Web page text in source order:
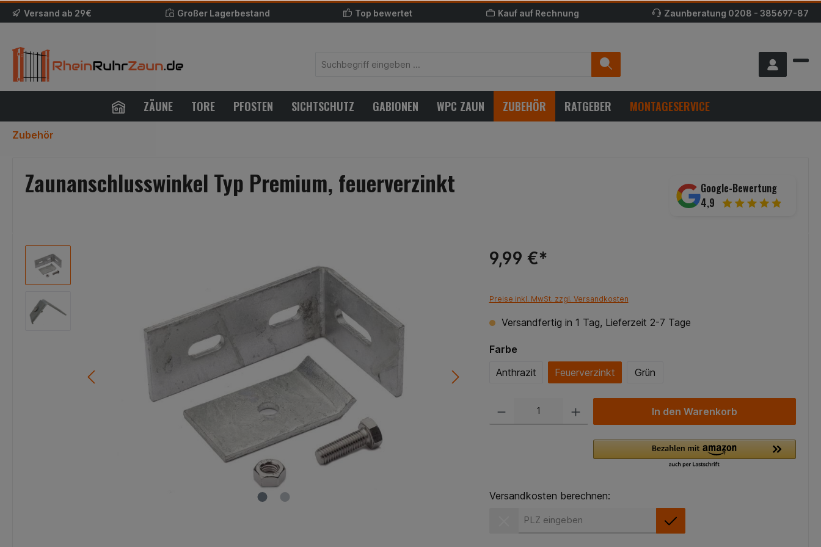
Versand ab 29€ Großer Lagerbestand Top bewertet Kauf auf Rechnung Zaunberatung 0208 - 385697-87
ZÄUNE TORE PFOSTEN SICHTSCHUTZ GABIONEN WPC ZAUN ZUBEHÖR RATGEBER MONTAGESERVICE
Zubehör
Zaunanschlusswinkel Typ Premium, feuerverzinkt
Google-Bewertung
4,9
9,99 €*
Preise inkl. MwSt. zzgl. Versandkosten
Versandfertig in 1 Tag, Lieferzeit 2-7 Tage
Farbe
Anthrazit
Feuerverzinkt Grün
In den Warenkorb
Versandkosten berechnen:
Versandkosten berechnen: